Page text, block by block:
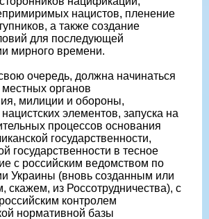
нацистов, пленение
а также создание
для последующей
мирного времени.
очередь, должна начинаться
органов
милиции и обороны,
элементов, запуска на
процессов основания
государственности,
государственности в тесное
с российским ведомством по
Украины (вновь созданным или
скажем, из Россотрудничества), с
контролем
нормативной базы